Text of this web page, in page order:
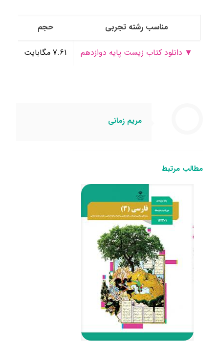
مناسب رشته تجربی حجم
🔽 دانلود کتاب زیست پایه دوازدهم 7.61 مگابایت
مریم زمانی
مطالب مرتبط